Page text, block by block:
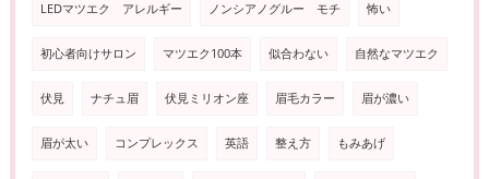
LEDマツエク アレルギー ノンシアノグルー モチ 怖い
初心者向けサロン マツエク100本 似合わない 自然なマツエク
伏見 ナチュ眉 伏見ミリオン座 眉毛カラー 眉が濃い
眉が太い コンプレックス 英語 整え方 もみあげ